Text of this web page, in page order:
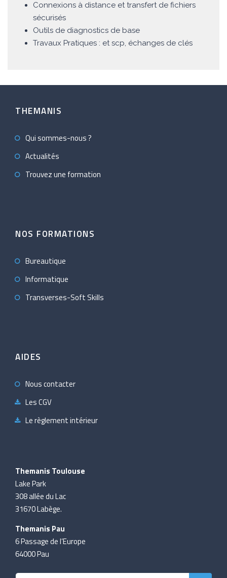
Connexions à distance et transfert de fichiers
sécurisés
Outils de diagnostics de base
Travaux Pratiques : et scp, échanges de clés
THEMANIS
Qui sommes-nous ?
Actualités
Trouvez une formation
NOS FORMATIONS
Bureautique
Informatique
Transverses-Soft Skills
AIDES
Nous contacter
Les CGV
Le règlement intérieur
Themanis Toulouse
Lake Park
308 allée du Lac
31670 Labège.
Themanis Pau
6 Passage de l’Europe
64000 Pau